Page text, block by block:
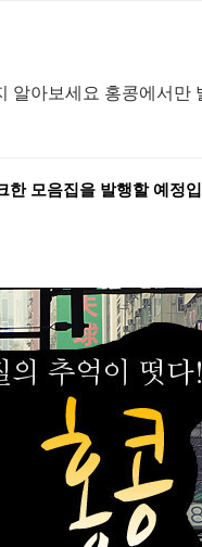
알아보세요 홍콩에서만
모음집을 발행할 예정